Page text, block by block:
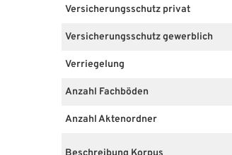
Versicherungsschutz privat
Versicherungsschutz gewerblich
Verriegelung
Anzahl Fachböden
Anzahl Aktenordner